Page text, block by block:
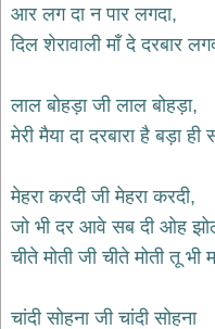
प्रथम
home
कृष्ण
bhajans
शिव
भजन
हनुमान
आर लग दा न पार लगदा,
दिल शेरावाली माँ दे दरबार
लाल बोहड़ा जी लाल बोहड़ा,
मेरी मैया दा दरबारा है बड़ा ही
मेहरा करदी जी मेहरा करदी,
जो भी दर आवे सब दी ओह
चीते मोती जी चीते मोती तू
चांदी सोहना जी चांदी सोहना